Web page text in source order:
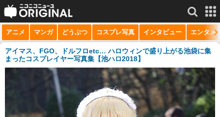
サービス一覧 もっと見る
niconico
ニュース
アニメ マンガ どうぶつ コスプレ写真 インタビュー エンタメ
アイマス、FGO、ドルフロetc… ハロウィンで盛り上がる池袋に集
まったコスプレイヤー写真集【池ハロ2018】